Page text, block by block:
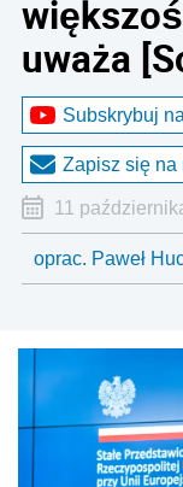
uważa
Subskrybuj
Zapisz się na
11
oprac. Paweł